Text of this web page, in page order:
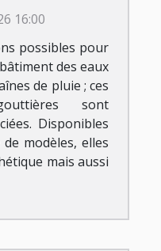
16:00
possibles pour
des eaux
de pluie ; ces
sont
Disponibles
modèles, elles
mais aussi